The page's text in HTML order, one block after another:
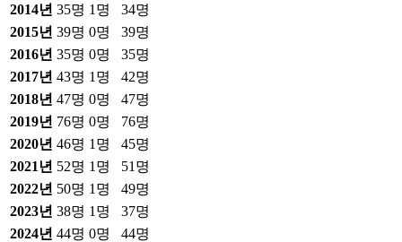
2014년 35명 1 명 34명
2015년 39명 0명 39명
2016년 35명 0명 35명
2017년 43명 1 명 42명
2018년 47명 0명 47명
2019년 76명 0명 76명
2020년 46명 1 명 45명
2021 년 52명 1 명 51 명
2022년 50명 1 명 49명
2023년 38명 1 명 37명
2024년 44명 0명 44명